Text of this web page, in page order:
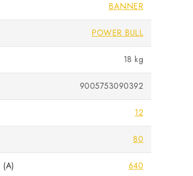
BANNER
POWER BULL
18 kg
9005753090392
12
80
(A) 640